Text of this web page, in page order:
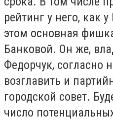
рейтинг у него, как
этом основная
Банковой. Он же,
Федорчук, согласно
возглавить и
городской совет.
число